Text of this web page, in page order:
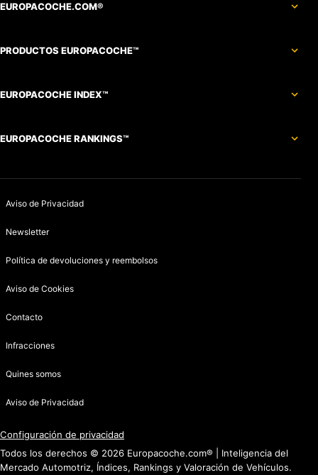
EUROPACOCHE.COM®
PRODUCTOS EUROPACOCHE™
EUROPACOCHE INDEX™
EUROPACOCHE RANKINGS™
Aviso de Privacidad
Newsletter
Política de devoluciones y reembolsos
Aviso de Cookies
Contacto
Infracciones
Quines somos
Aviso de Privacidad
Configuración de privacidad
Todos los derechos © 2026 Europacoche.com® | Inteligencia del
Mercado Automotriz, Índices, Rankings y Valoración de Vehículos.